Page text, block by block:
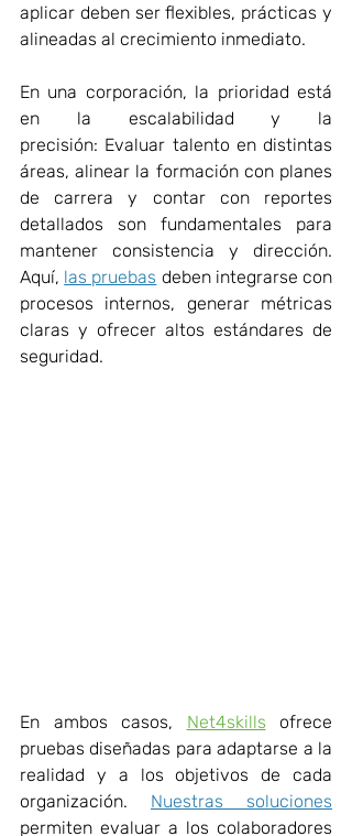
aplicar deben ser flexibles, prácticas y
alineadas al crecimiento inmediato.
En una corporación, la prioridad está
en la escalabilidad y la
precisión: Evaluar talento en distintas
áreas, alinear la formación con planes
de carrera y contar con reportes
detallados son fundamentales para
mantener consistencia y dirección.
Aquí, las pruebas deben integrarse con
procesos internos, generar métricas
claras y ofrecer altos estándares de
seguridad.
En ambos casos, Net4skills ofrece
pruebas diseñadas para adaptarse a la
realidad y a los objetivos de cada
organización. Nuestras soluciones
permiten evaluar a los colaboradores